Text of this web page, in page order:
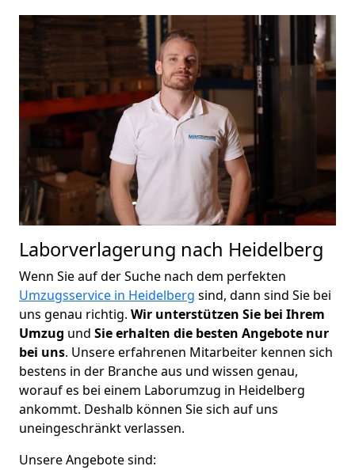
Laborverlagerung nach Heidelberg
Wenn Sie auf der Suche nach dem perfekten
Umzugsservice in Heidelberg sind, dann sind Sie bei
uns genau richtig. Wir unterstützen Sie bei Ihrem
Umzug und Sie erhalten die besten Angebote nur
bei uns. Unsere erfahrenen Mitarbeiter kennen sich
bestens in der Branche aus und wissen genau,
worauf es bei einem Laborumzug in Heidelberg
ankommt. Deshalb können Sie sich auf uns
uneingeschränkt verlassen.
Unsere Angebote sind: